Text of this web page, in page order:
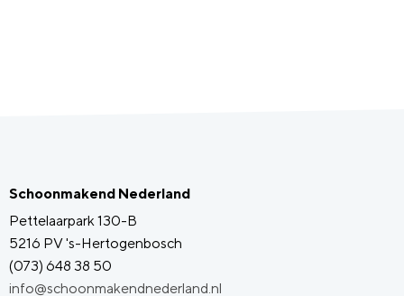
Schoonmakend Nederland
Pettelaarpark 130-B
5216 PV 's-Hertogenbosch
(073) 648 38 50
info@schoonmakendnederland.nl